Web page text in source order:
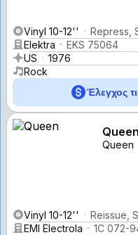
Vinyl 10-12''
Repress,
Elektra
EKS 75064
US
1976
Rock
Έλεγχος
Queen
Queen
Vinyl 10-12''
Reissue,
EMI Electrola
1C 072-